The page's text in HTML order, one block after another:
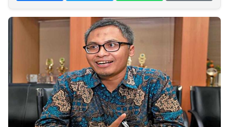
INDONESIA
Insight
NTB
Suara
Time
Lens
IDN
Daily
Jogja
Jalan
Rakyat
Idealita
News
Kita
Notice
Radar
Baru
Seedbacklink
Follow
Kabarbaru